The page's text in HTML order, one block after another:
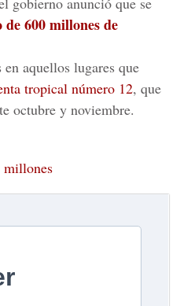
de 600 millones de
aquellos lugares que
tropical número 12, que
octubre y noviembre.
millones